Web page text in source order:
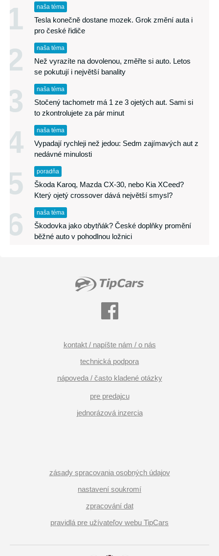
1 naša téma
Tesla konečně dostane mozek. Grok změní auta i
pro české řidiče
2 naša téma
Než vyrazíte na dovolenou, změřte si auto. Letos
se pokutují i největší banality
3 naša téma
Stočený tachometr má 1 ze 3 ojetých aut. Sami si
to zkontrolujete za pár minut
4 naša téma
Vypadají rychleji než jedou: Sedm zajímavých aut z
nedávné minulosti
5 poradňa
Škoda Karoq, Mazda CX-30, nebo Kia XCeed?
Který ojetý crossover dává největší smysl?
6 naša téma
Škodovka jako obytňák? České doplňky promění
běžné auto v pohodlnou ložnici
kontakt / napíšte nám / o nás
technická podpora
nápoveda / často kladené otázky
pre predajcu
jednorázová inzercia
zásady spracovania osobných údajov
nastavení soukromí
zpracování dat
pravidlá pre užívateľov webu TipCars